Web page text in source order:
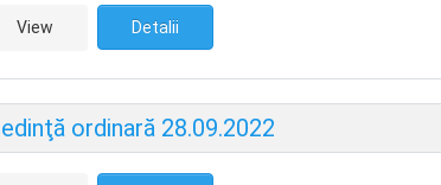
View Detalii
ordinară 28.09.2022